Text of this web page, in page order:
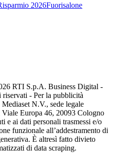
2026Fuorisalone
RTI S.p.A. Business Digital -
- Per la pubblicità
N.V., sede legale
Europa 46, 20093 Cologno
e ai dati personali trasmessi e/o
funzionale all’addestramento di
È altresì fatto divieto
di data scraping.